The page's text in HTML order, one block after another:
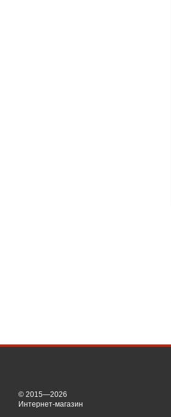
© 2015—2026
Интернет-магазин